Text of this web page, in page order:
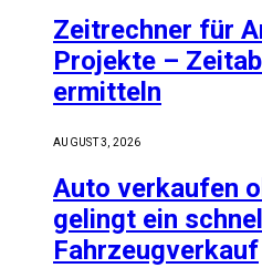
Zeitrechner für
Projekte –
ermitteln
AUGUST 3, 2026
Auto verkaufen
gelingt ein
Fahrzeugverkauf